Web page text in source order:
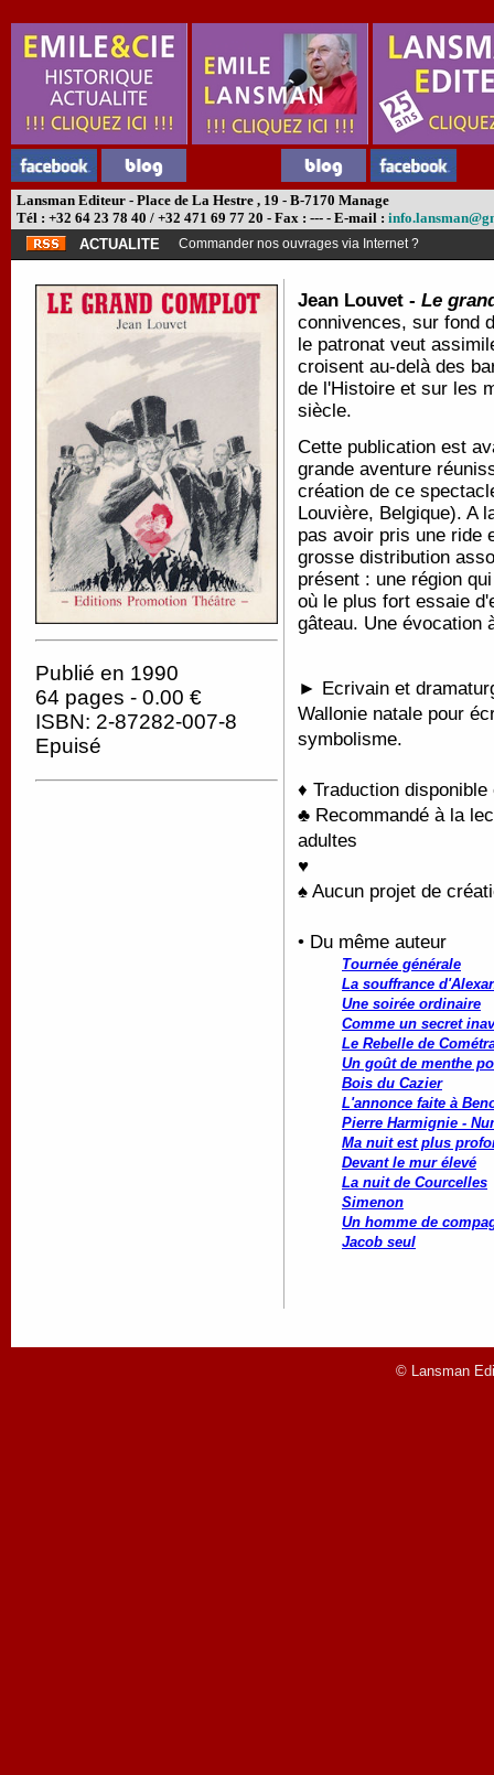
Lansman Editeur - Place de La Hestre , 19 - B-7170 Manage
Tél : +32 64 23 78 40 / +32 471 69 77 20 - Fax : --- - E-mail :
ACTUALITE
Commander nos ouvrages via Internet ?
Publié en 1990
64 pages - 0.00 €
ISBN: 2-87282-007-8
Epuisé
Jean Louvet - Le
connivences, sur fond
le patronat veut
croisent au-delà des
de l'Histoire et sur les
siècle.
Cette publication est
grande aventure
création de ce
Louvière, Belgique). A
pas avoir pris une ride
grosse distribution
présent : une région
où le plus fort essaie
gâteau. Une évocation
► Ecrivain et
Wallonie natale pour
symbolisme.
♦ Traduction
♣ Recommandé à la
adultes
♥
♠ Aucun projet de
• Du même auteur
Tournée générale
La souffrance
Une soirée ordinaire
Comme un secret
Le Rebelle de
Un goût de menthe
Bois du Cazier
L'annonce faite à
Pierre Harmignie -
Ma nuit est plus
Devant le mur élevé
La nuit de Courcelles
Simenon
Un homme de
Jacob seul
© Lansman